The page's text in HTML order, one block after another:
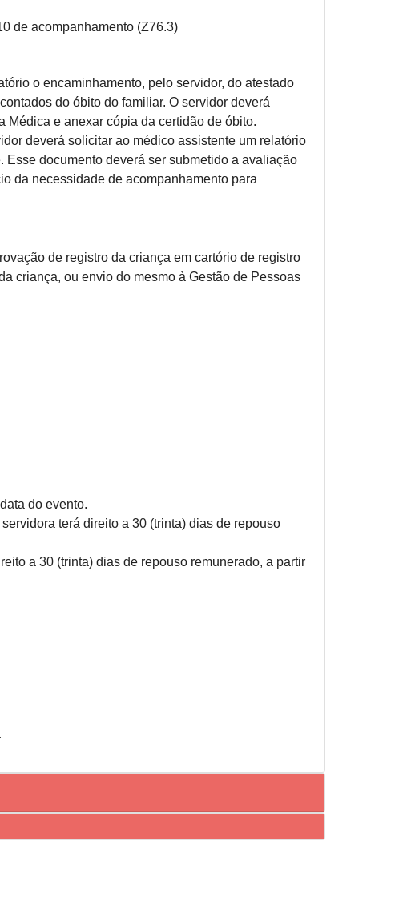
de acompanhamento (Z76.3)
o encaminhamento, pelo servidor, do atestado
do óbito do familiar. O servidor deverá
e anexar cópia da certidão de óbito.
deverá solicitar ao médico assistente um relatório
documento deverá ser submetido a avaliação
da necessidade de acompanhamento para
de registro da criança em cartório de registro
criança, ou envio do mesmo à Gestão de Pessoas
do evento.
terá direito a 30 (trinta) dias de repouso
a 30 (trinta) dias de repouso remunerado, a partir